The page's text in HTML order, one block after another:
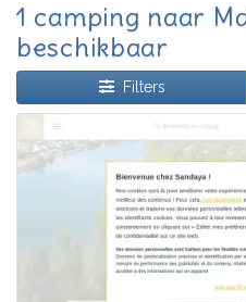
1 camping naar
beschikbaar
Filters